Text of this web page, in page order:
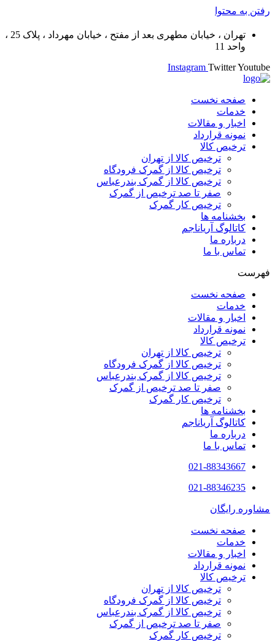
رفتن به محتوا
تهران ، خیابان مطهری بعد از مفتح ، خیابان مهرداد ، پلاک 25 ،
واحد 11
Instagram TwitterYoutube
صفحه نخست
خدمات
اخبار و مقالات
نمونه قرارداد
ترخیص کالا
ترخیص کالا از تهران
ترخیص کالا از گمرک فرودگاه
ترخیص کالا از گمرک بندرعباس
صفر تا صد ترخیص از گمرک
ترخیص کار گمرک
بخشنامه ها
کاتالوگ آریاناجم
درباره ما
تماس با ما
فهرست
صفحه نخست
خدمات
اخبار و مقالات
نمونه قرارداد
ترخیص کالا
ترخیص کالا از تهران
ترخیص کالا از گمرک فرودگاه
ترخیص کالا از گمرک بندرعباس
صفر تا صد ترخیص از گمرک
ترخیص کار گمرک
بخشنامه ها
کاتالوگ آریاناجم
درباره ما
تماس با ما
021-88343667
021-88346235
مشاوره رایگان
صفحه نخست
خدمات
اخبار و مقالات
نمونه قرارداد
ترخیص کالا
ترخیص کالا از تهران
ترخیص کالا از گمرک فرودگاه
ترخیص کالا از گمرک بندرعباس
صفر تا صد ترخیص از گمرک
ترخیص کار گمرک